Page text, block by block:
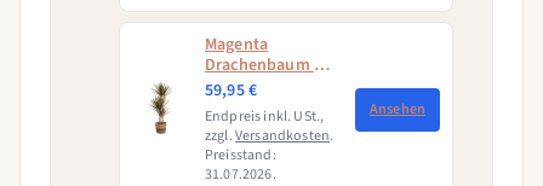
Magenta
Drachenbaum mit
Korb (Dracaena
Marginata
Magenta)
59,95 €
Endpreis inkl. USt.,
zzgl.Versandkosten.
Preisstand:
31.07.2026.
Ansehen